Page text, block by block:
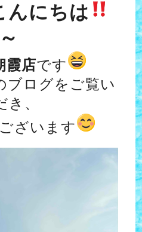
んにちは
～
霞店です
ブログをご覧い
き、
ざいます